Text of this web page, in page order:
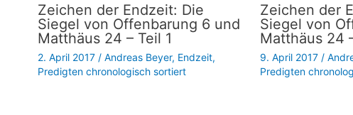
Zeichen der Endzeit: Die
Siegel von Offenbarung 6 und
Matthäus 24 – Teil 1
2. April 2017 / Andreas Beyer, Endzeit,
Predigten chronologisch sortiert
Zeichen der
Siegel von
Matthäus 24
9. April 2017 /
Predigten